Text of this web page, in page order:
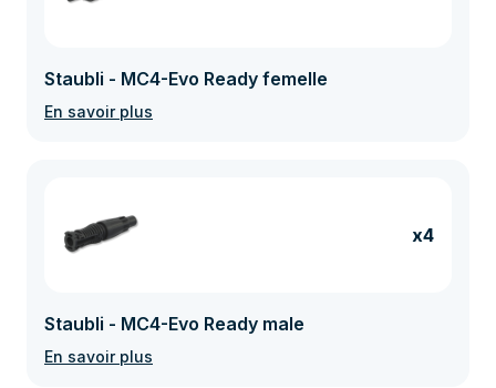
Staubli - MC4-Evo Ready femelle
En savoir plus
x4
Staubli - MC4-Evo Ready male
En savoir plus